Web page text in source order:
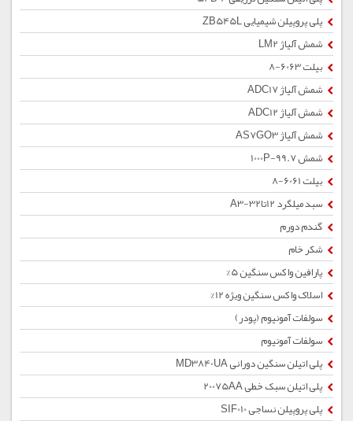
پلی پروپیلن شیمیایی ZB545L
شمش آلیاژ LM2
بیلت 6063-8
شمش آلیاژ ADC17
شمش آلیاژ ADC12
شمش آلیاژ AS7GO3
شمش 1000P-99.7
بیلت 6061-8
سبد میلگرد 12تا32-A3
گندم دورم
شکر خام
پارافین واکس سنگین 5%
اسلاک واکس سنگین ویژه 12%
سولفات آمونیوم (پودر)
سولفات آمونیوم
پلی اتیلن سنگین دورانی MD3840UA
پلی اتیلن سبک خطی 20075AA
پلی پروپیلن نساجی SIF010